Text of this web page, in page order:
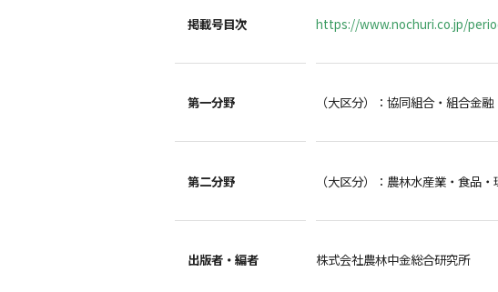
掲載号目次 https://www.nochuri.co.jp/
第一分野 （大区分）：協同組合・組合
第二分野 （大区分）：農林水産業・食
出版者・編者 株式会社農林中金総合研究所